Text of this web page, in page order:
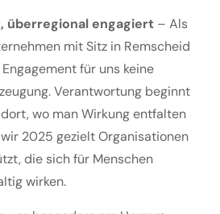
überregional engagiert – Als
mit Sitz in Remscheid
für uns keine
Verantwortung beginnt
wo man Wirkung entfalten
2025 gezielt Organisationen
die sich für Menschen
wirken.